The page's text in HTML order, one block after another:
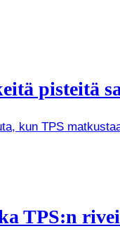
pisteitä
kun TPS
TPS:n